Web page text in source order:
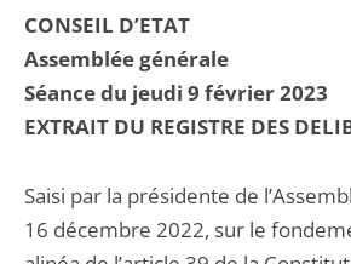
CONSEIL D’ETAT
Assemblée générale
Séance du jeudi 9 février 2023
EXTRAIT DU REGISTRE DES
Saisi par la présidente de
16 décembre 2022, sur le